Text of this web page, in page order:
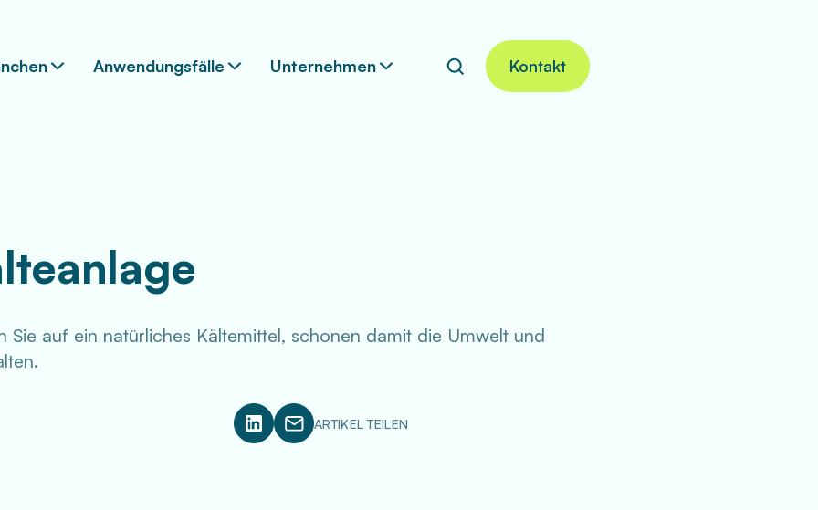
Anwendungsfälle Unternehmen Search
Search Kontakt
Sie auf ein natürliches Kältemittel, schonen damit die Umwelt und
ARTIKEL TEILEN